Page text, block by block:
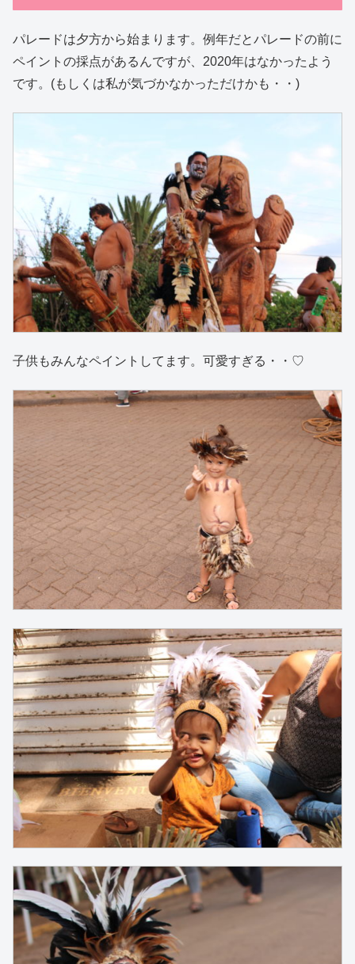
パレードは夕方から始まります。例年だとパレードの前に
ペイントの採点があるんですが、2020年はなかったよう
です。(もしくは私が気づかなかっただけかも・・)
子供もみんなペイントしてます。可愛すぎる・・♡